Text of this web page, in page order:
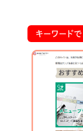
キーワード